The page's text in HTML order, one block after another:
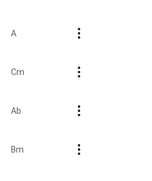
A
Cm
Ab
Bm